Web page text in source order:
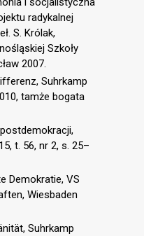
radykalnej
S. Królak,
Szkoły
2007.
Suhrkamp
tamże bogata
t. 56, nr 2, s. 25–
Demokratie, VS
Wiesbaden
Suhrkamp